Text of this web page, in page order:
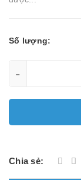
Số lượng:
-
Chia sẻ: